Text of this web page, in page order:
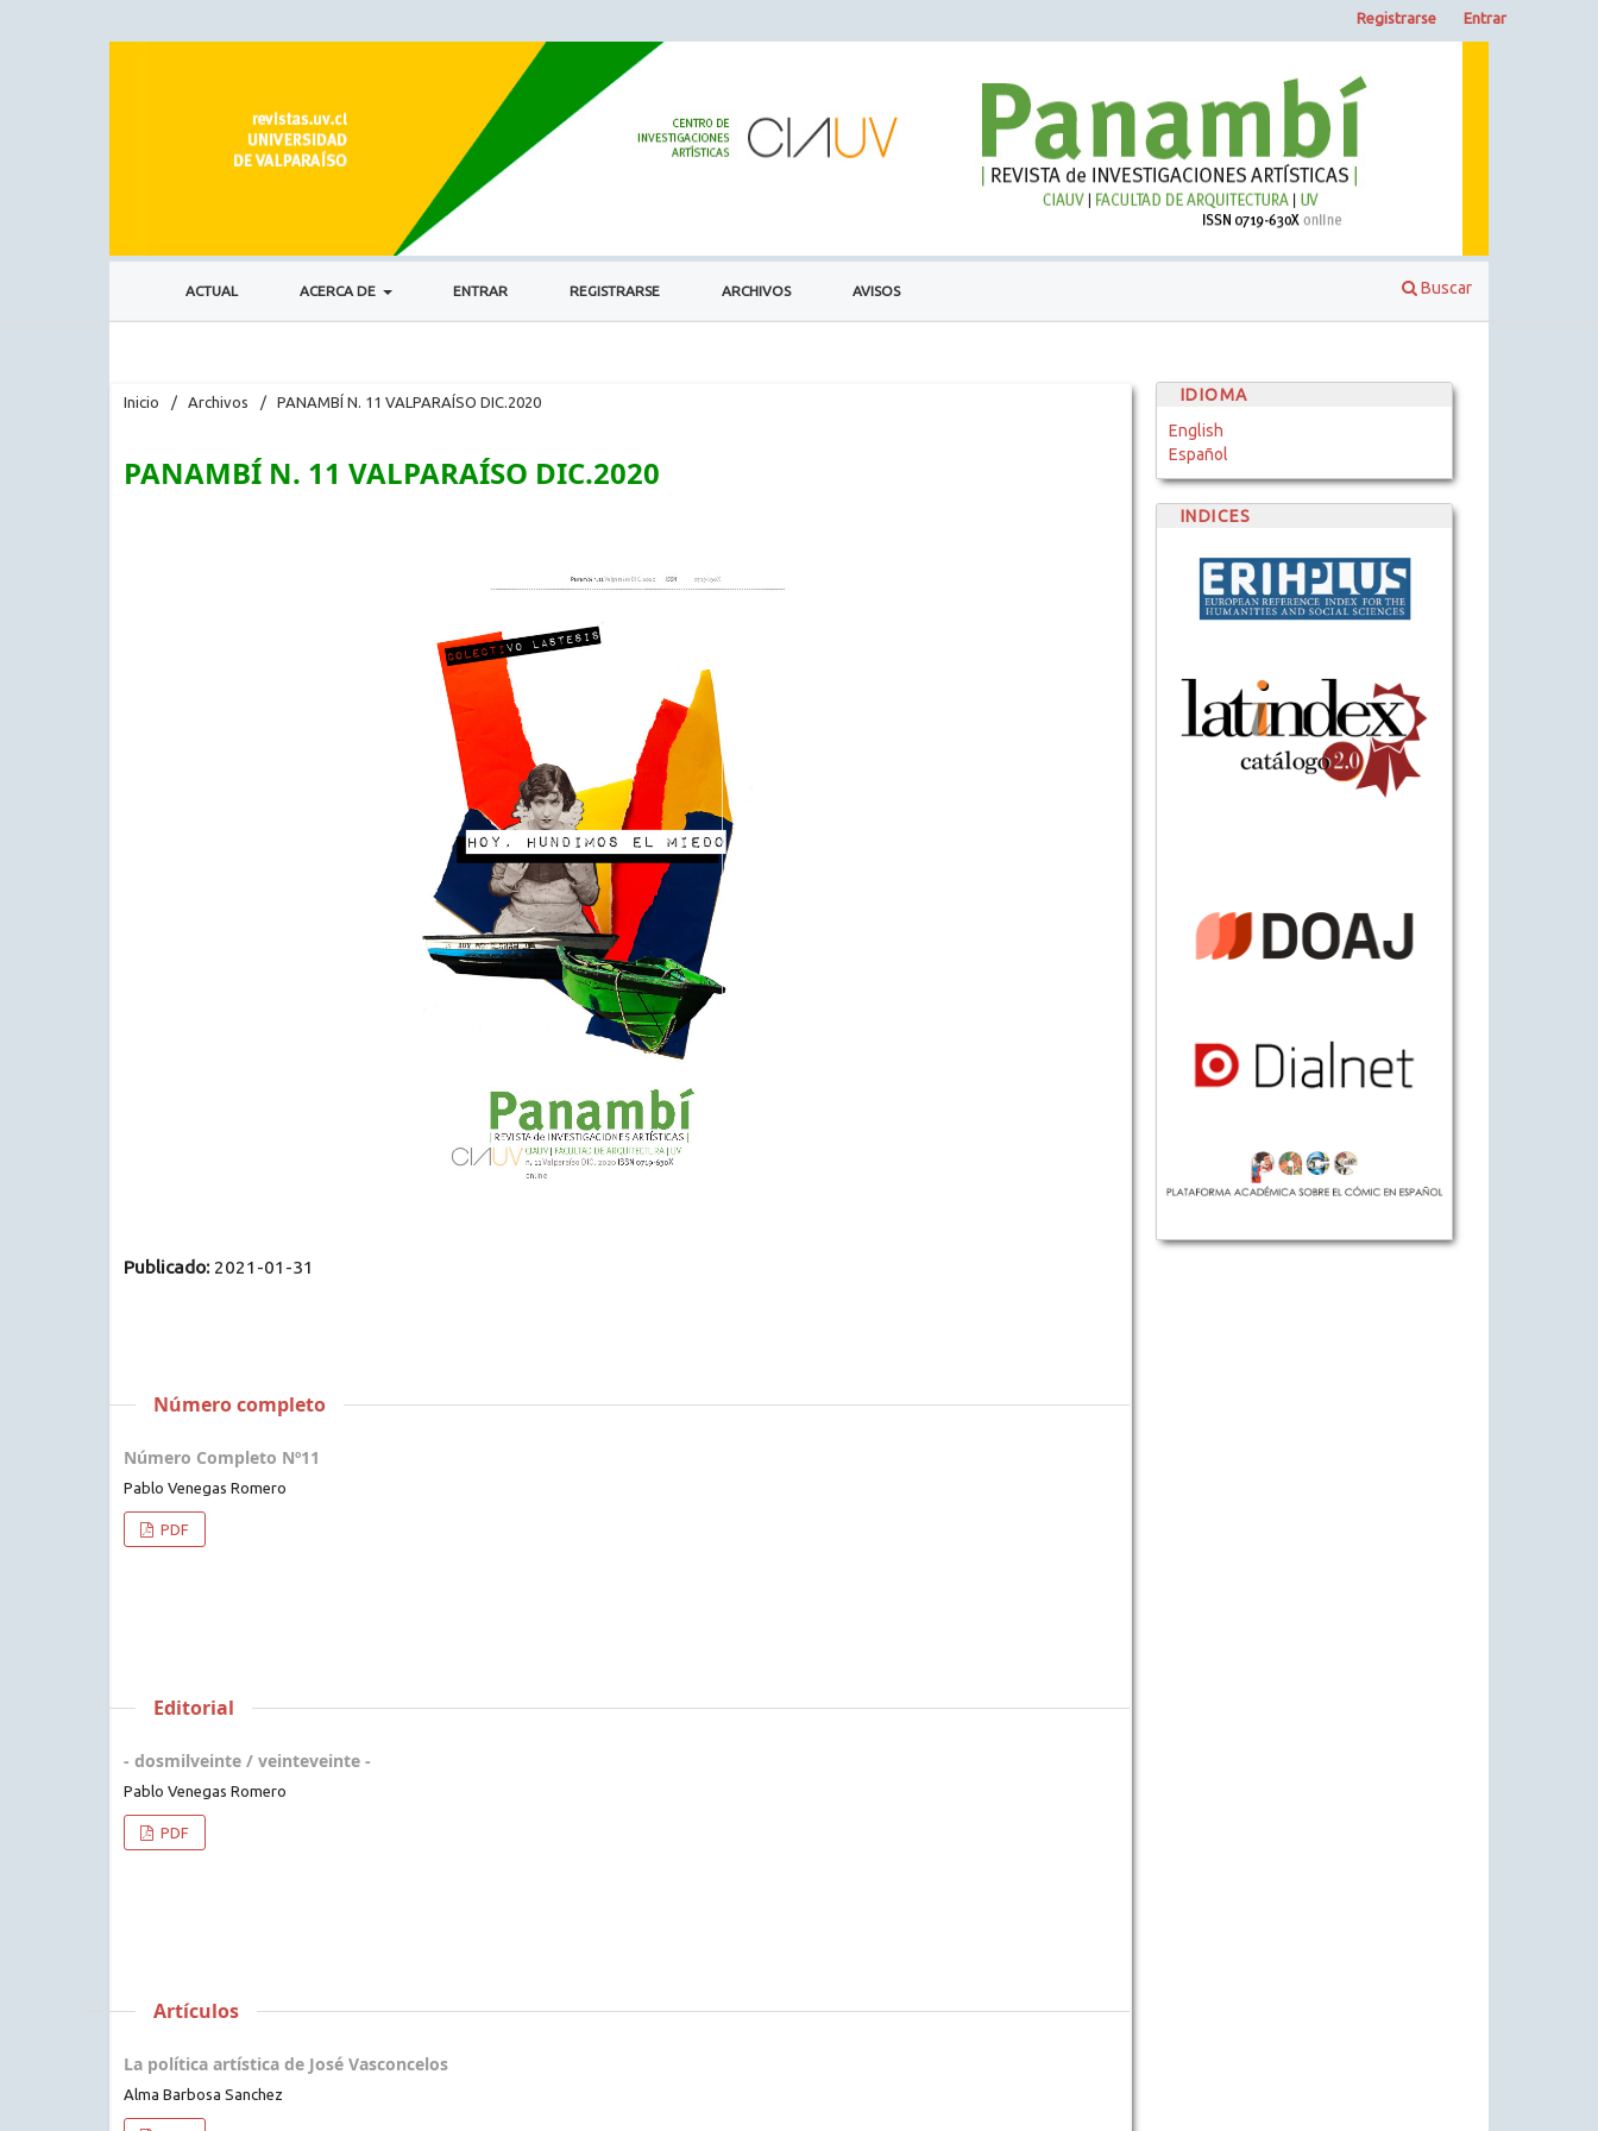
ACTUAL ACERCA DE ENTRAR REGISTRARSE ARCHIVOS AVISOS Buscar
Registrarse Entrar
Inicio / Archivos / PANAMBÍ N. 11 VALPARAÍSO DIC.2020
PANAMBÍ N. 11 VALPARAÍSO DIC.2020
Publicado: 2021-01-31
Número completo
Número Completo Nº11
Pablo Venegas Romero
PDF
Editorial
- dosmilveinte / veinteveinte -
Pablo Venegas Romero
PDF
Artículos
La política artística de José Vasconcelos
Alma Barbosa Sanchez
IDIOMA
English
Español
INDICES